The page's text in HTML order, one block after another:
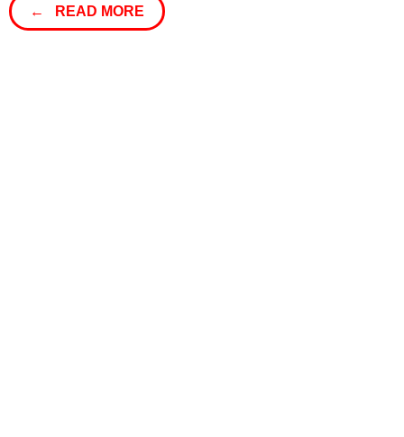
← READ MORE